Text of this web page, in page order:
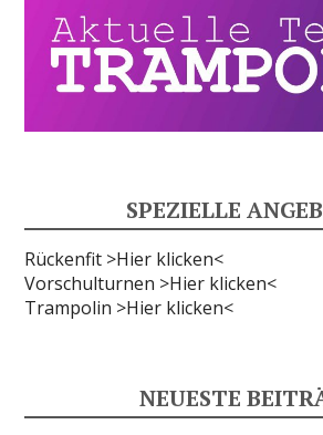
SPEZIELLE
Rückenfit >Hier klicken<
Vorschulturnen >Hier klicken<
Trampolin >Hier klicken<
NEUESTE